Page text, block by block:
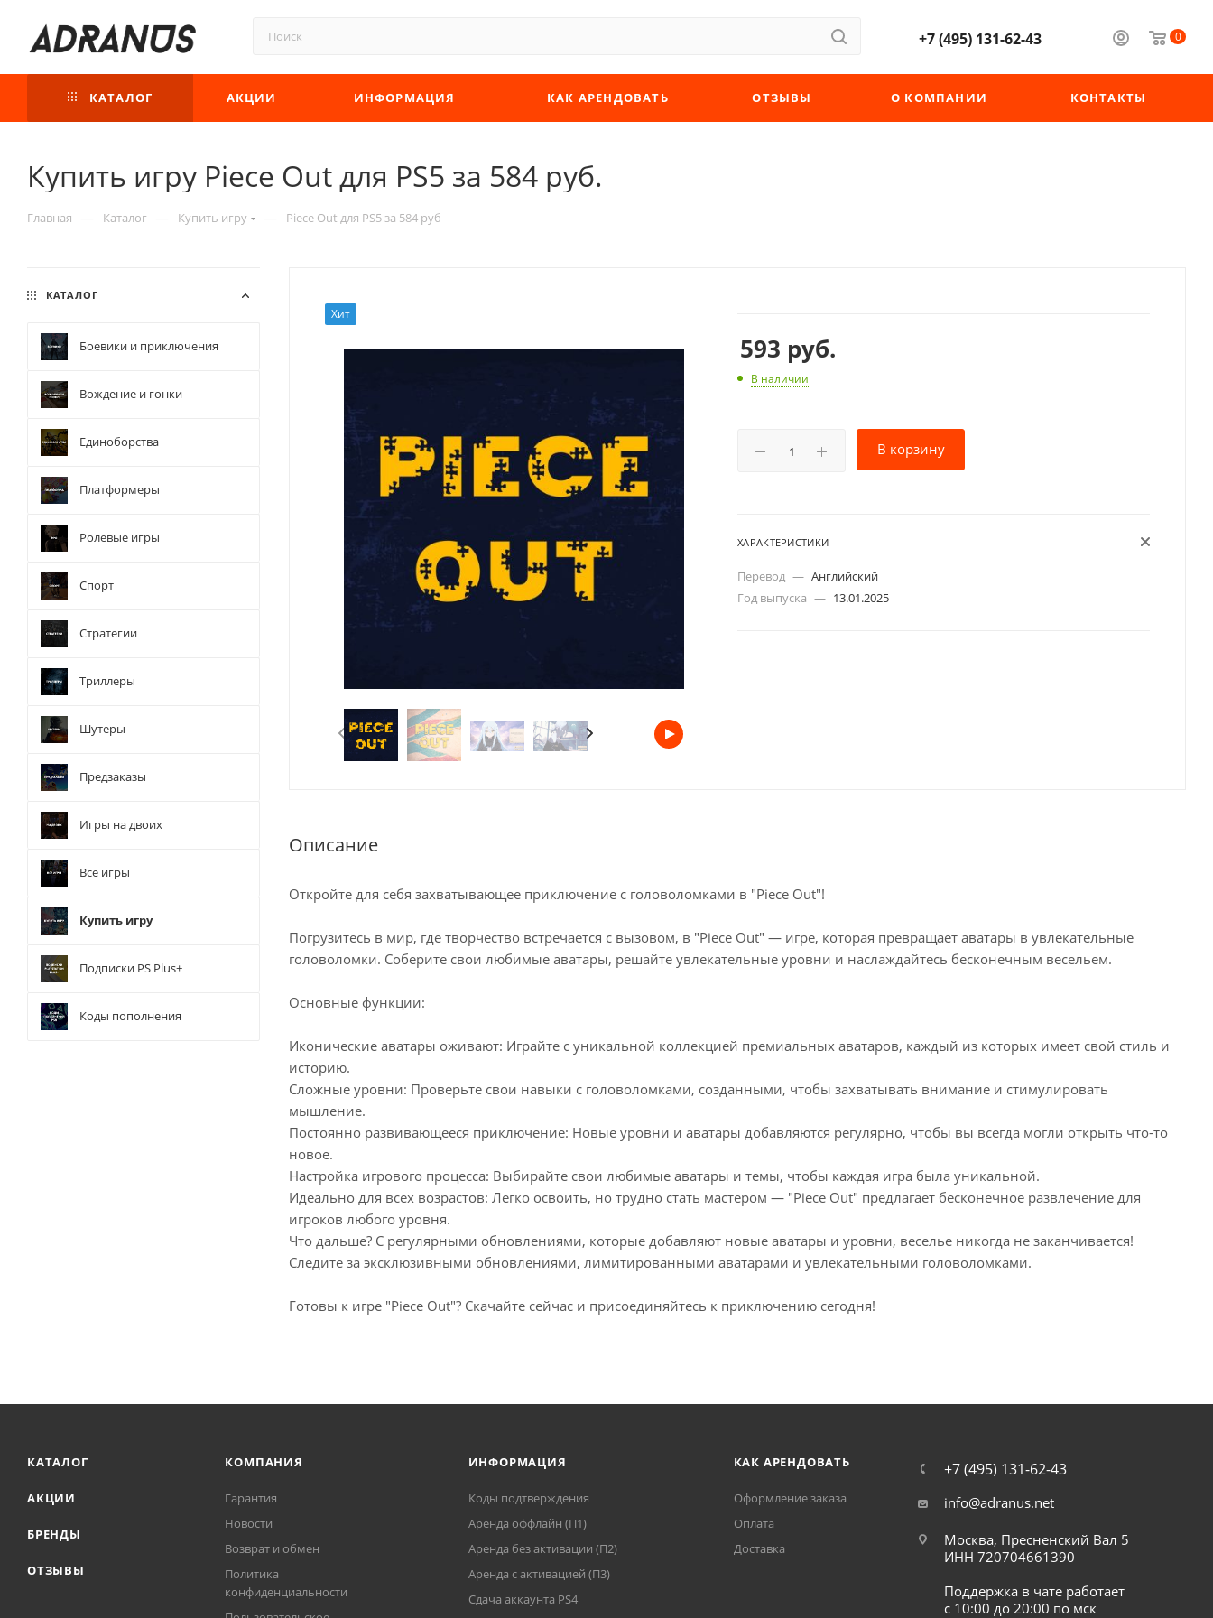
0
+7 (495) 131-62-43
КАТАЛОГ АКЦИИ ИНФОРМАЦИЯ КАК АРЕНДОВАТЬ ОТЗЫВЫ О КОМПАНИИ КОНТАКТЫ
Купить игру Piece Out для PS5 за 584 руб.
Главная — Каталог — Купить игру — Piece Out для PS5 за 584 руб
Хит
593 руб.
В наличии
В корзину
ХАРАКТЕРИСТИКИ
Перевод — Английский
Год выпуска — 13.01.2025
Описание
Откройте для себя захватывающее приключение с головоломками в "Piece Out"!
Погрузитесь в мир, где творчество встречается с вызовом, в "Piece Out" — игре, которая превращает аватары в увлекательные
головоломки. Соберите свои любимые аватары, решайте увлекательные уровни и наслаждайтесь бесконечным весельем.
Основные функции:
Иконические аватары оживают: Играйте с уникальной коллекцией премиальных аватаров, каждый из которых имеет свой стиль и
историю.
Сложные уровни: Проверьте свои навыки с головоломками, созданными, чтобы захватывать внимание и стимулировать
мышление.
Постоянно развивающееся приключение: Новые уровни и аватары добавляются регулярно, чтобы вы всегда могли открыть что-то
новое.
Настройка игрового процесса: Выбирайте свои любимые аватары и темы, чтобы каждая игра была уникальной.
Идеально для всех возрастов: Легко освоить, но трудно стать мастером — "Piece Out" предлагает бесконечное развлечение для
игроков любого уровня.
Что дальше? С регулярными обновлениями, которые добавляют новые аватары и уровни, веселье никогда не заканчивается!
Следите за эксклюзивными обновлениями, лимитированными аватарами и увлекательными головоломками.
Готовы к игре "Piece Out"? Скачайте сейчас и присоединяйтесь к приключению сегодня!
КАТАЛОГ
Боевики и приключения
Вождение и гонки
Единоборства
Платформеры
Ролевые игры
Спорт
Стратегии
Триллеры
Шутеры
Предзаказы
Игры на двоих
Все игры
Купить игру
Подписки PS Plus+
Коды пополнения
КАТАЛОГ
АКЦИИ
БРЕНДЫ
ОТЗЫВЫ
КОМПАНИЯ
Гарантия
Новости
Возврат и обмен
Политика
конфиденциальности
ИНФОРМАЦИЯ
Коды подтверждения
Аренда оффлайн (П1)
Аренда без активации (П2)
Аренда с активацией (П3)
Сдача аккаунта PS4
КАК АРЕНДОВАТЬ
Оформление заказа
Оплата
Доставка
+7 (495) 131-62-43
info@adranus.net
Москва, Пресненский Вал 5
ИНН 720704661390
Поддержка в чате работает
с 10:00 до 20:00 по мск